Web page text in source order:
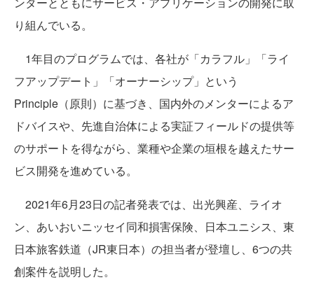
り組んでいる。
1年目のプログラムでは、各社が「カラフル」「ライ
フアップデート」「オーナーシップ」という
Principle（原則）に基づき、国内外のメンターによるア
ドバイスや、先進自治体による実証フィールドの提供等
のサポートを得ながら、業種や企業の垣根を越えたサー
ビス開発を進めている。
2021年6月23日の記者発表では、出光興産、ライオ
ン、あいおいニッセイ同和損害保険、日本ユニシス、東
日本旅客鉄道（JR東日本）の担当者が登壇し、6つの共
創案件を説明した。